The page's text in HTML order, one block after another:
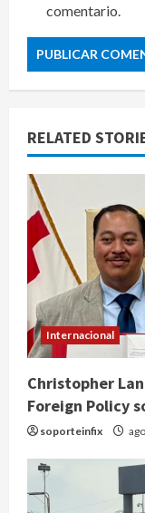
comentario.
RELATED
Internacional
Christopher
Foreign Policy
soporteinfix